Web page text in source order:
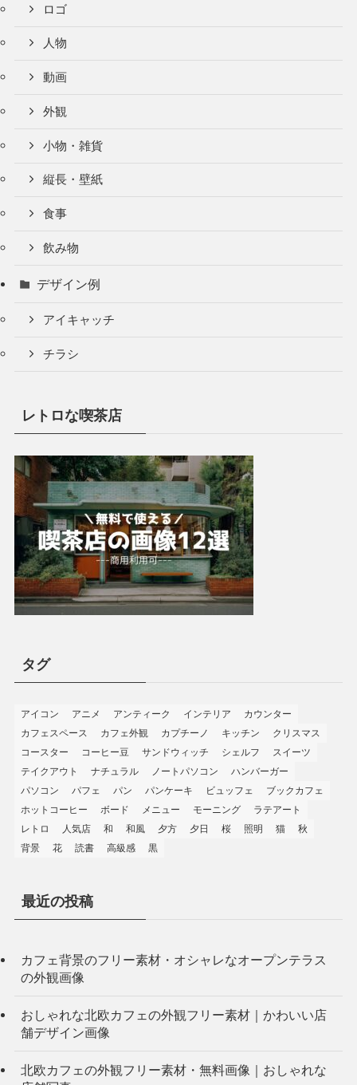
ロゴ
人物
動画
外観
小物・雑貨
縦長・壁紙
食事
飲み物
デザイン例
アイキャッチ
チラシ
レトロな喫茶店
タグ
アイコン アニメ アンティーク インテリア
カウンター
カフェスペース
カフェ外観 カプチーノ キッチン
クリスマス
コースター
コーヒー豆 サンドウィッチ シェルフ
スイーツ
テイクアウト
ナチュラル ノートパソコン
ハンバーガー
パソコン
パフェ パン パンケーキ ビュッフェ
ブックカフェ
ホットコーヒー
ボード メニュー モーニング
ラテアート
レトロ
人気店 和 和風 夕方 夕日 桜 照明 猫
秋
背景
花 読書 高級感 黒
最近の投稿
カフェ背景のフリー素材・オシャレなオープンテラス
の外観画像
おしゃれな北欧カフェの外観フリー素材｜かわいい店
舗デザイン画像
北欧カフェの外観フリー素材・無料画像｜おしゃれな